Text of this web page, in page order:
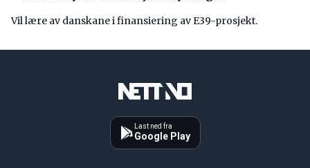
Vil lære av danskane i finansiering av E39-prosjekt.
Last ned fra
Google Play